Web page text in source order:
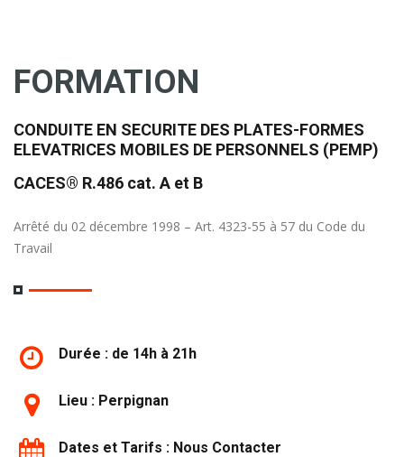
FORMATION
CONDUITE EN SECURITE DES PLATES-FORMES
ELEVATRICES MOBILES DE PERSONNELS (PEMP)
CACES® R.486 cat. A et B
Arrêté du 02 décembre 1998 – Art. 4323-55 à 57 du Code du
Travail
Durée : de 14h à 21h
Lieu : Perpignan
Dates et Tarifs : Nous Contacter